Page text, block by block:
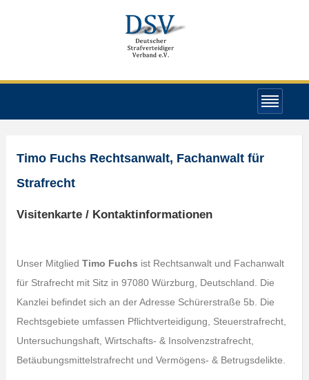
Timo Fuchs Rechtsanwalt, Fachanwalt für
Strafrecht
Visitenkarte / Kontaktinformationen
Unser Mitglied Timo Fuchs ist Rechtsanwalt und Fachanwalt
für Strafrecht mit Sitz in 97080 Würzburg, Deutschland. Die
Kanzlei befindet sich an der Adresse Schürerstraße 5b. Die
Rechtsgebiete umfassen Pflichtverteidigung, Steuerstrafrecht,
Untersuchungshaft, Wirtschafts- & Insolvenzstrafrecht,
Betäubungsmittelstrafrecht und Vermögens- & Betrugsdelikte.